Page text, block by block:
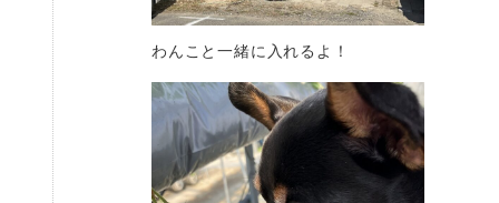
わんこと一緒に入れるよ！